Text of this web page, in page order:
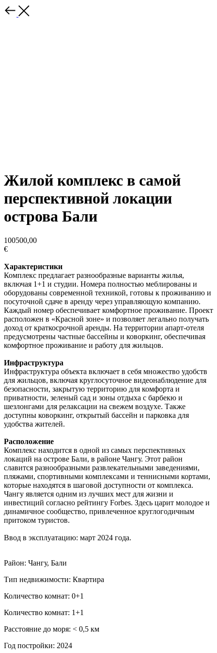
Жилой комплекс в самой
перспективной локации
острова Бали
100500,00
€
Характеристики
Комплекс предлагает разнообразные варианты жилья,
включая 1+1 и студии. Номера полностью меблированы и
оборудованы современной техникой, готовы к проживанию и
посуточной сдаче в аренду через управляющую компанию.
Каждый номер обеспечивает комфортное проживание. Проект
расположен в «Красной зоне» и позволяет легально получать
доход от краткосрочной аренды. На территории апарт-отеля
предусмотрены частные бассейны и коворкинг, обеспечивая
комфортное проживание и работу для жильцов.
Инфраструктура
Инфраструктура объекта включает в себя множество удобств
для жильцов, включая круглосуточное видеонаблюдение для
безопасности, закрытую территорию для комфорта и
приватности, зеленый сад и зоны отдыха с барбекю и
шезлонгами для релаксации на свежем воздухе. Также
доступны коворкинг, открытый бассейн и парковка для
удобства жителей.
Расположение
Комплекс находится в одной из самых перспективных
локаций на острове Бали, в районе Чангу. Этот район
славится разнообразными развлекательными заведениями,
пляжами, спортивными комплексами и теннисными кортами,
которые находятся в шаговой доступности от комплекса.
Чангу является одним из лучших мест для жизни и
инвестиций согласно рейтингу Forbes. Здесь царит молодое и
динамичное сообщество, привлеченное круглогодичным
притоком туристов.
Ввод в эксплуатацию: март 2024 года.
Район: Чангу, Бали
Тип недвижимости: Квартира
Количество комнат: 0+1
Количество комнат: 1+1
Расстояние до моря: ˂ 0,5 км
Год постройки: 2024